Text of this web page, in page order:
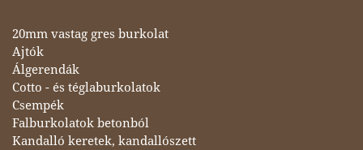
20mm vastag gres burkolat
Ajtók
Álgerendák
Cotto - és téglaburkolatok
Csempék
Falburkolatok betonból
Kandalló keretek, kandallószett